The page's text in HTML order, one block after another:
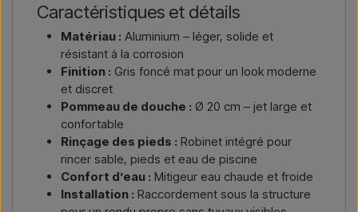
Caractéristiques et détails
Matériau : Aluminium – léger, solide et
résistant à la corrosion
Finition : Gris foncé mat pour un look moderne
et discret
Pommeau de douche : Ø 20 cm – jet large et
confortable
Rinçage des pieds : Robinet intégré pour
rincer sable, pieds et eau de piscine
Confort d’eau : Mitigeur eau chaude et froide
Installation : Raccordement sous la structure